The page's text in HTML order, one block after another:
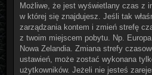
Możliwe, że jest wyświetlany czas z
w której się znajdujesz. Jeśli tak
zarządzania kontem i zmień strefę
z twoim miejscem pobytu. Np.
Nowa Zelandia. Zmiana strefy
ustawień, może zostać wykonana
użytkowników. Jeżeli nie jesteś